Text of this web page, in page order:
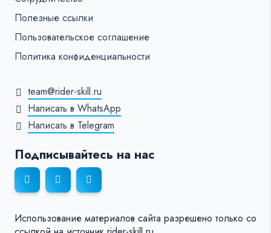
Полезные ссылки
Пользовательское соглашение
Политика конфиденциальности
team@rider-skill.ru
Написать в WhatsApp
Написать в Telegram
Подписывайтесь на нас
Использование материалов сайта разрешено только со